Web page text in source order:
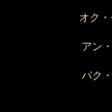
オク
アン
パク